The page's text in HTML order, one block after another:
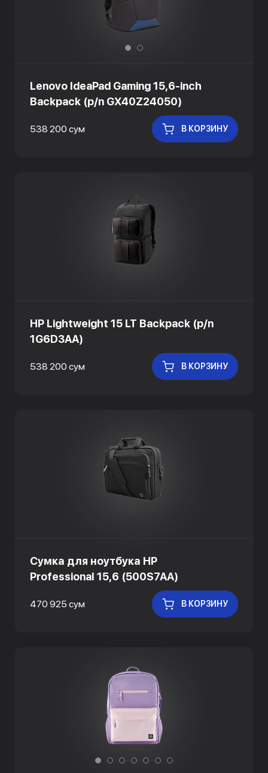
Lenovo IdeaPad Gaming 15,6-inch
Backpack (p/n GX40Z24050)
538 200 сум В КОРЗИНУ
HP Lightweight 15 LT Backpack (p/n
1G6D3AA)
538 200 сум В КОРЗИНУ
Сумка для ноутбука HP
Professional 15,6 (500S7AA)
470 925 сум В КОРЗИНУ